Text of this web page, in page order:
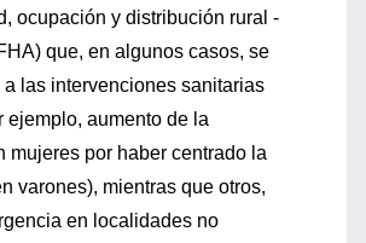
ocupación y distribución rural -
que, en algunos casos, se
a las intervenciones sanitarias
ejemplo, aumento de la
mujeres por haber centrado la
varones), mientras que otros,
en localidades no